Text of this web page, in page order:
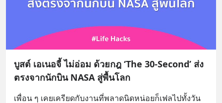
บูสต์ เอเนอจี้ ไม่อ่อม ด้วยกฎ ‘The 30-Second’ ส่ง
ตรงจากนักบิน NASA สู่พื้นโลก
เพื่อน ๆ เคยเครียดกับงานที่พลาดนิดหน่อยก็เฟลไปทั้งวัน